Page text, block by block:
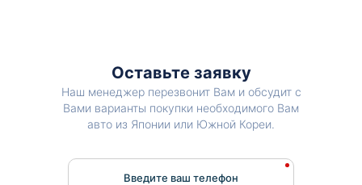
Оставьте заявку
Наш менеджер перезвонит Вам и обсудит с
Вами варианты покупки необходимого Вам
авто из Японии или Южной Кореи.
Введите ваш телефон